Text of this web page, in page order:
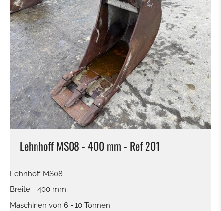
Lehnhoff MS08 - 400 mm - Ref 201
Lehnhoff MS08
Breite = 400 mm
Maschinen von 6 - 10 Tonnen